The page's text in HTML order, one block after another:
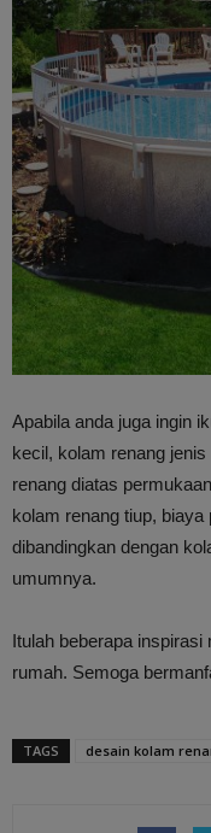
Apabila anda juga ingin
kecil, kolam renang
renang diatas
kolam renang tiup,
dibandingkan dengan
umumnya.
Itulah beberapa
rumah. Semoga
TAGS desain kolam